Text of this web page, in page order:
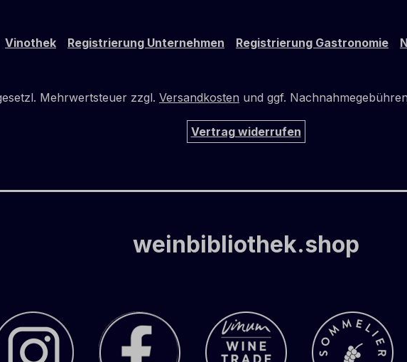
Vinothek Registrierung Unternehmen Registrierung Gastronomie
Mehrwertsteuer zzgl. Versandkosten und ggf.
Vertrag widerrufen
weinbibliothek.shop